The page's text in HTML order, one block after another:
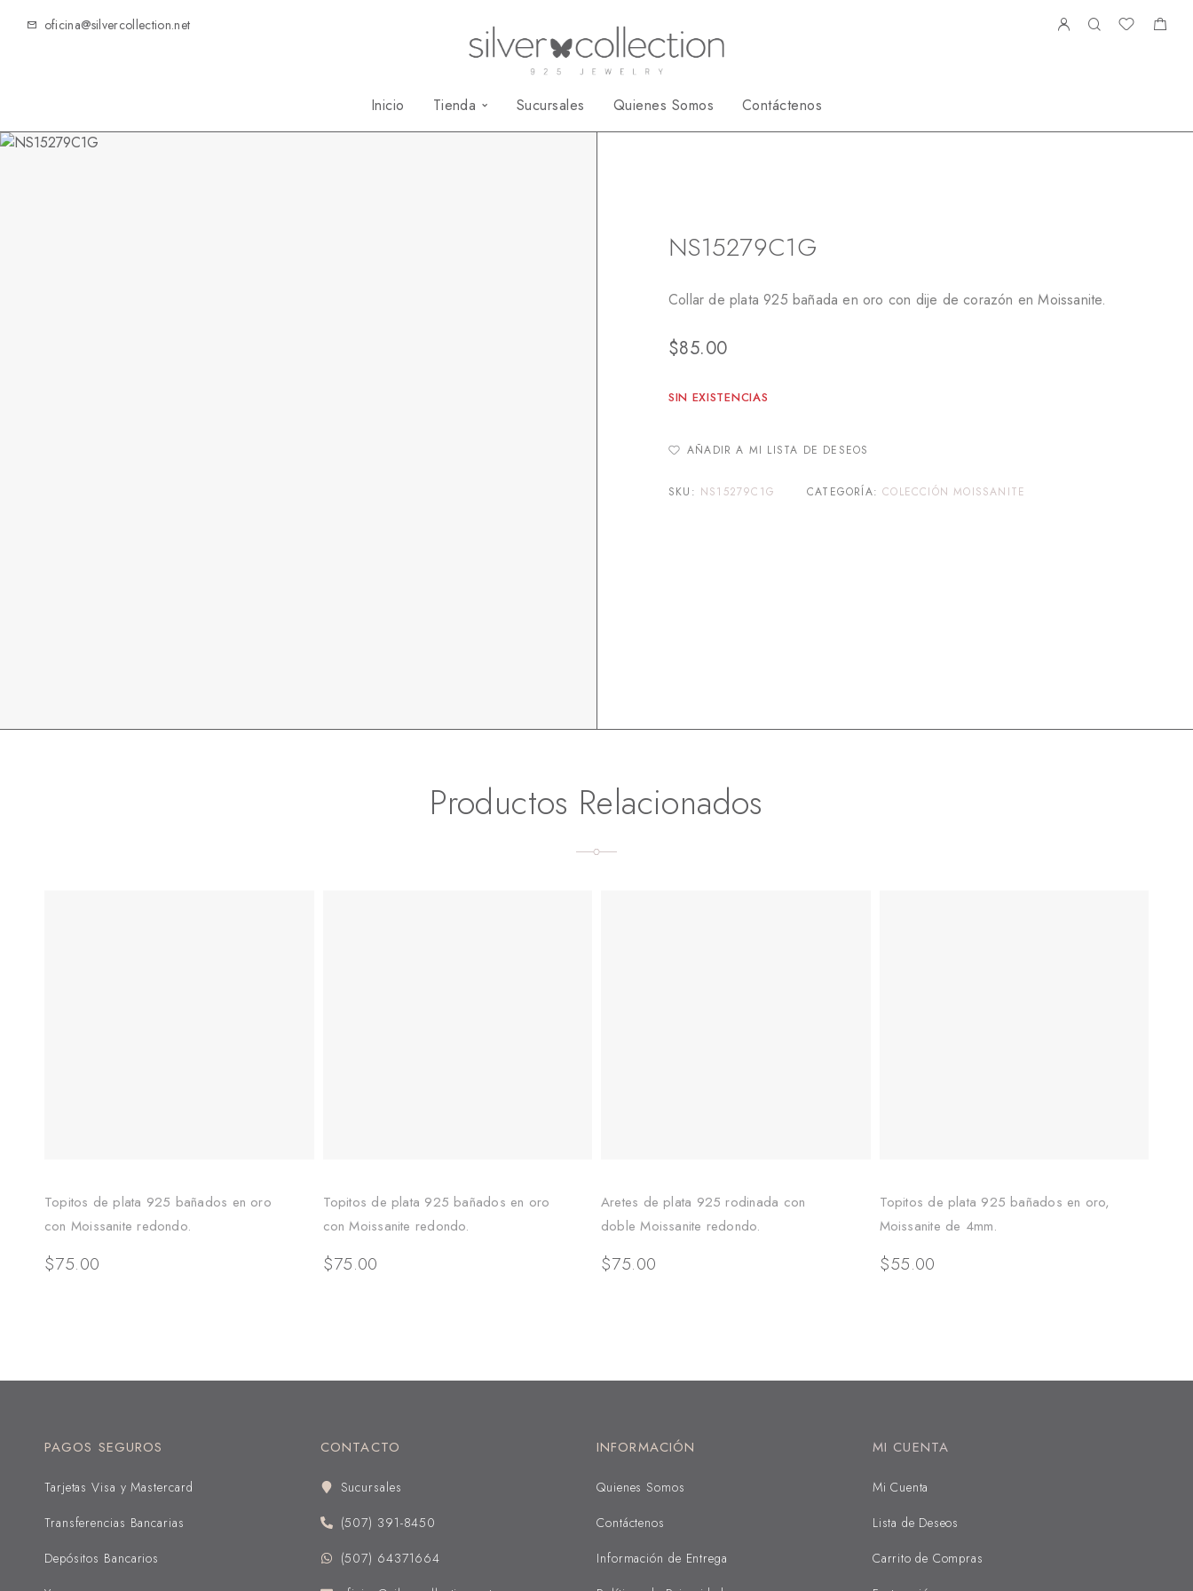
oficina@silvercollection.net
Inicio Tienda Sucursales Quienes Somos Contáctenos
NS15279C1G
Collar de plata 925 bañada en oro con dije de corazón en Moissanite.
$85.00
SIN EXISTENCIAS
AÑADIR A MI LISTA DE DESEOS
SKU: NS15279C1G CATEGORÍA:COLECCIÓN MOISSANITE
Productos Relacionados
Topitos de plata 925 bañados en oro
con Moissanite redondo.
$75.00
Topitos de plata 925 bañados en oro
con Moissanite redondo.
$75.00
Aretes de plata 925 rodinada con
doble Moissanite redondo.
$75.00
Topitos de plata 925 bañados en oro,
Moissanite de 4mm.
$55.00
PAGOS SEGUROS
Tarjetas Visa y Mastercard
Transferencias Bancarias
Depósitos Bancarios
CONTACTO
Sucursales
(507) 391-8450
(507) 64371664
INFORMACIÓN
Quienes Somos
Contáctenos
Información de Entrega
MI CUENTA
Mi Cuenta
Lista de Deseos
Carrito de Compras